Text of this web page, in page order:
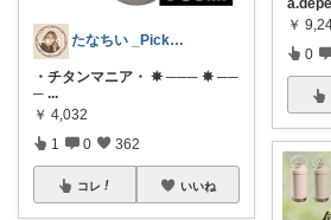
たなちい _Pickup_
・チタンマニア・ ✵ ─── ✵ ──
─ ...
￥ 4,032
1 0 362
コレ いいね
￥
0